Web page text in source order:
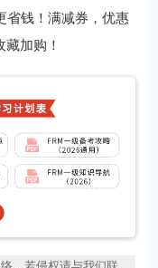
省钱！满减券，优惠
加购！